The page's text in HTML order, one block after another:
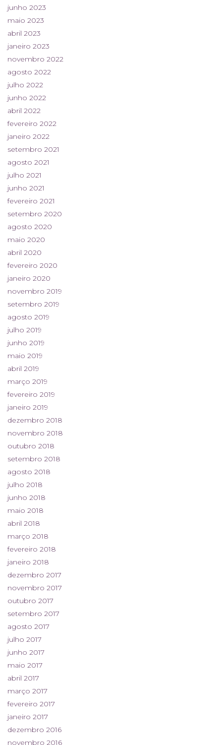
junho 2023
maio 2023
abril 2023
janeiro 2023
novembro 2022
agosto 2022
julho 2022
junho 2022
abril 2022
fevereiro 2022
janeiro 2022
setembro 2021
agosto 2021
julho 2021
junho 2021
fevereiro 2021
setembro 2020
agosto 2020
maio 2020
abril 2020
fevereiro 2020
janeiro 2020
novembro 2019
setembro 2019
agosto 2019
julho 2019
junho 2019
maio 2019
abril 2019
março 2019
fevereiro 2019
janeiro 2019
dezembro 2018
novembro 2018
outubro 2018
setembro 2018
agosto 2018
julho 2018
junho 2018
maio 2018
abril 2018
março 2018
fevereiro 2018
janeiro 2018
dezembro 2017
novembro 2017
outubro 2017
setembro 2017
agosto 2017
julho 2017
junho 2017
maio 2017
abril 2017
março 2017
fevereiro 2017
janeiro 2017
dezembro 2016
novembro 2016